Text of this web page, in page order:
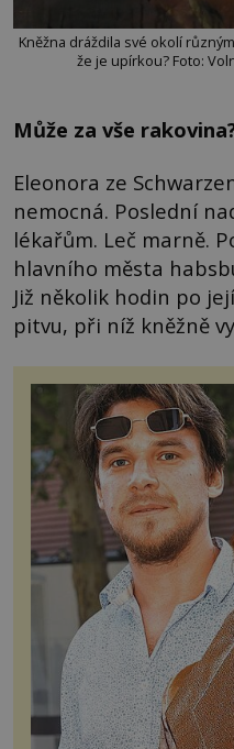
Kněžna dráždila své okolí
že je upírkou? Foto:
Může za vše
Eleonora ze
nemocná. Poslední
lékařům. Leč marně.
hlavního města
Již několik hodin po
pitvu, při níž kněžně